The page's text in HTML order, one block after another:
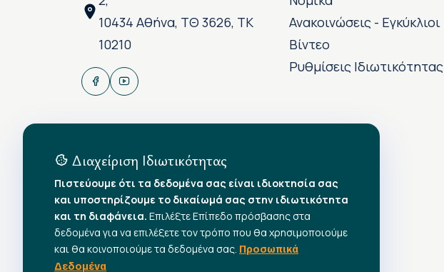
10434 Αθήνα, ΤΘ 3626, ΤΚ
10210
Ανακοινώσεις - Εγκύκλιοι
Βίντεο
Ρυθμίσεις Ιδιωτικότητας
Διαχείριση Ιδιωτικότητας
Πιστεύουμε ότι τα δεδομένα σας είναι ιδιοκτησία σας
και υποστηρίζουμε το δικαίωμά σας στην ιδιωτικότητα
και τη διαφάνεια. Επιλέξτε Επίπεδο πρόσβασης στα
δεδομένα για να επιλέξετε τον τρόπο που θα χρησιμοποιούμε
και θα κοινοποιούμε τα δεδομένα σας. Προσωπικά
Δεδομένα